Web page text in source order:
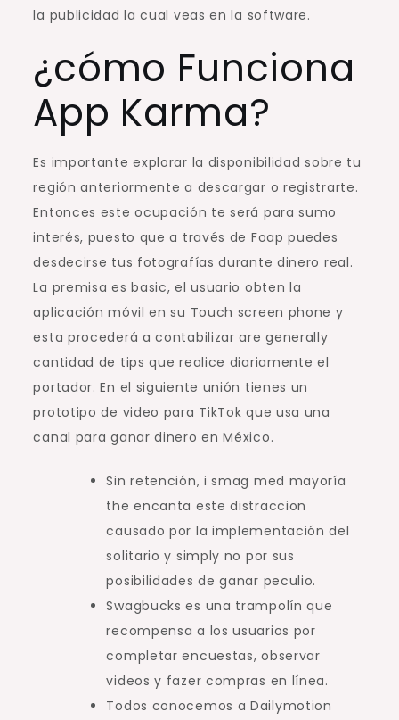
la publicidad la cual veas en la software.
¿cómo Funciona
App Karma?
Es importante explorar la disponibilidad sobre tu
región anteriormente a descargar o registrarte.
Entonces este ocupación te será para sumo
interés, puesto que a través de Foap puedes
desdecirse tus fotografías durante dinero real.
La premisa es basic, el usuario obten la
aplicación móvil en su Touch screen phone y
esta procederá a contabilizar are generally
cantidad de tips que realice diariamente el
portador. En el siguiente unión tienes un
prototipo de video para TikTok que usa una
canal para ganar dinero en México.
Sin retención, i smag med mayoría
the encanta este distraccion
causado por la implementación del
solitario y simply no por sus
posibilidades de ganar peculio.
Swagbucks es una trampolín que
recompensa a los usuarios por
completar encuestas, observar
videos y fazer compras en línea.
Todos conocemos a Dailymotion